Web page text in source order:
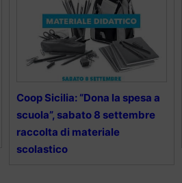
Coop Sicilia: “Dona la spesa a
scuola”, sabato 8 settembre
raccolta di materiale
scolastico